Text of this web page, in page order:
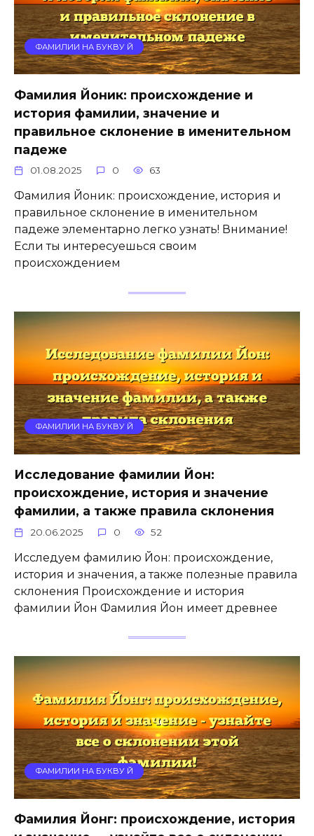
ФАМИЛИИ НА БУКВУ Й
Фамилия Йоник: происхождение и
история фамилии, значение и
правильное склонение в именительном
падеже
01.08.2025 0 63
Фамилия Йоник: происхождение, история и
правильное склонение в именительном
падеже элементарно легко узнать! Внимание!
Если ты интересуешься своим
происхождением
ФАМИЛИИ НА БУКВУ Й
Исследование фамилии Йон:
происхождение, история и значение
фамилии, а также правила склонения
20.06.2025 0 52
Исследуем фамилию Йон: происхождение,
история и значения, а также полезные правила
склонения Происхождение и история
фамилии Йон Фамилия Йон имеет древнее
ФАМИЛИИ НА БУКВУ Й
Фамилия Йонг: происхождение, история